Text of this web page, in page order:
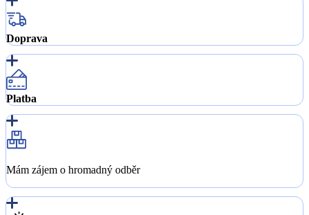
Doprava
Platba
Mám zájem o hromadný odběr